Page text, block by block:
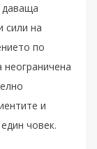
даваща
сили на
по
неограничена
и
човек.